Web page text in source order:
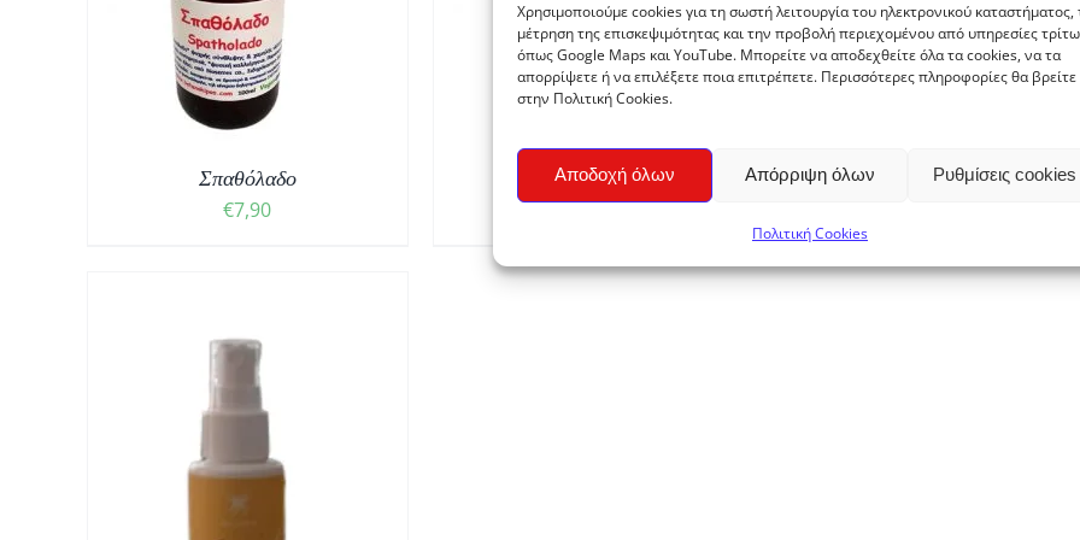
Χρησιμοποιούμε cookies για τη σωστή λειτουργία του ηλεκτρονικού καταστήματος,
μέτρηση της επισκεψιμότητας και την προβολή περιεχομένου από υπηρεσίες
όπως Google Maps και YouTube. Μπορείτε να αποδεχθείτε όλα τα cookies, να τα
απορρίψετε ή να επιλέξετε ποια επιτρέπετε. Περισσότερες πληροφορίες θα βρείτε
στην Πολιτική Cookies.
Αποδοχή όλων Απόρριψη όλων Ρυθμίσεις cookies
Πολιτική Cookies
Σπαθόλαδο
€7,90
ΛΕΠΤΟΜΈΡΕΙΕΣ
Λάδι Άρνικας
€8,80
ΛΕΠΤΟΜΈΡΕΙΕΣ
Λάδι Καλέντουλας